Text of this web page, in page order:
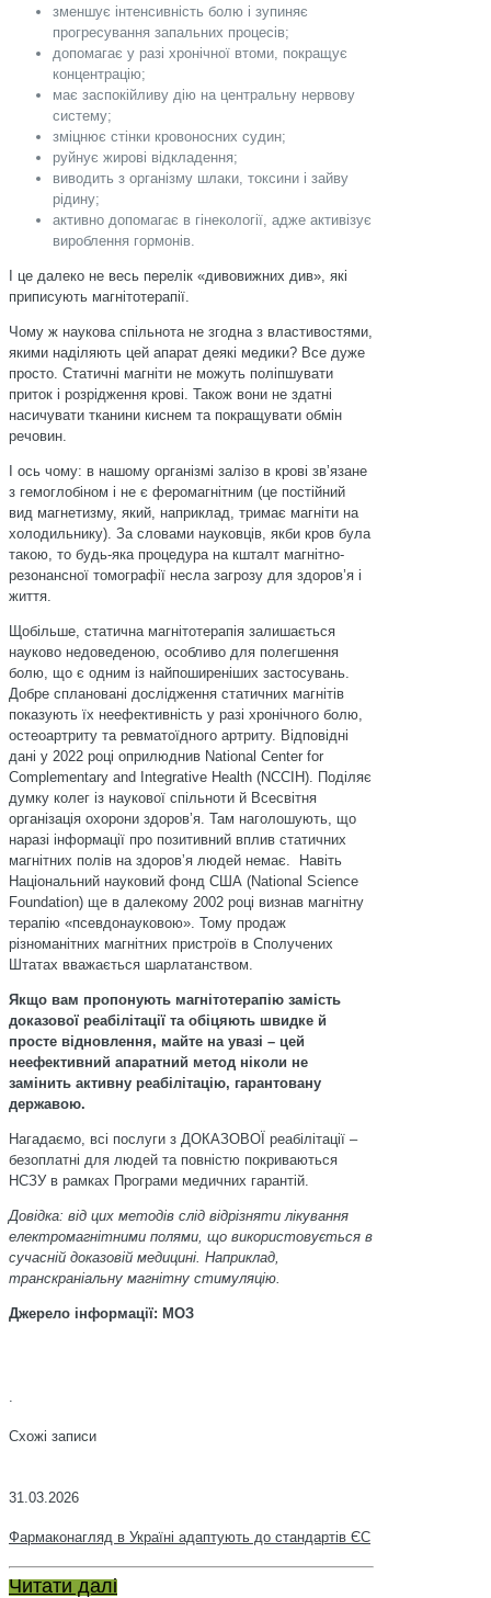
зменшує інтенсивність болю і зупиняє
прогресування запальних процесів;
допомагає у разі хронічної втоми, покращує
концентрацію;
має заспокійливу дію на центральну нервову
систему;
зміцнює стінки кровоносних судин;
руйнує жирові відкладення;
виводить з організму шлаки, токсини і зайву
рідину;
активно допомагає в гінекології, адже активізує
вироблення гормонів.
І це далеко не весь перелік «дивовижних див», які
приписують магнітотерапії.
Чому ж наукова спільнота не згодна з властивостями,
якими наділяють цей апарат деякі медики? Все дуже
просто. Статичні магніти не можуть поліпшувати
приток і розрідження крові. Також вони не здатні
насичувати тканини киснем та покращувати обмін
речовин.
І ось чому: в нашому організмі залізо в крові звʼязане
з гемоглобіном і не є феромагнітним (це постійний
вид магнетизму, який, наприклад, тримає магніти на
холодильнику). За словами науковців, якби кров була
такою, то будь-яка процедура на кшталт магнітно-
резонансної томографії несла загрозу для здоров’я і
життя.
Щобільше, статична магнітотерапія залишається
науково недоведеною, особливо для полегшення
болю, що є одним із найпоширеніших застосувань.
Добре сплановані дослідження статичних магнітів
показують їх неефективність у разі хронічного болю,
остеоартриту та ревматоїдного артриту. Відповідні
дані у 2022 році оприлюднив National Center for
Complementary and Integrative Health (NCCIH). Поділяє
думку колег із наукової спільноти й Всесвітня
організація охорони здоровʼя. Там наголошують, що
наразі інформації про позитивний вплив статичних
магнітних полів на здоровʼя людей немає. Навіть
Національний науковий фонд США (National Science
Foundation) ще в далекому 2002 році визнав магнітну
терапію «псевдонауковою». Тому продаж
різноманітних магнітних пристроїв в Сполучених
Штатах вважається шарлатанством.
Якщо вам пропонують магнітотерапію замість
доказової реабілітації та обіцяють швидке й
просте відновлення, майте на увазі – цей
неефективний апаратний метод ніколи не
замінить активну реабілітацію, гарантовану
державою.
Нагадаємо, всі послуги з ДОКАЗОВОЇ реабілітації –
безоплатні для людей та повністю покриваються
НСЗУ в рамках Програми медичних гарантій.
Довідка: від цих методів слід відрізняти лікування
електромагнітними полями, що використовується в
сучасній доказовій медицині. Наприклад,
транскраніальну магнітну стимуляцію.
Джерело інформації: МОЗ
.
Схожі записи
31.03.2026
Фармаконагляд в Україні адаптують до стандартів ЄС
Читати далі